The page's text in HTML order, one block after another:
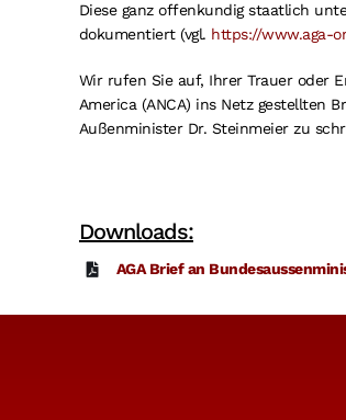
Diese ganz offenkundig staatlich
dokumentiert (vgl. https://www.aga-
Wir rufen Sie auf, Ihrer Trauer oder
America (ANCA) ins Netz gestellten
Außenminister Dr. Steinmeier zu
Downloads:
AGA Brief an